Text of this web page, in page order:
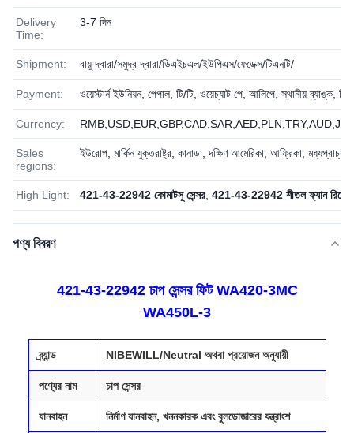
Delivery
Time:
3-7 দিন
Shipment: বায়ু দ্বারা/সমুদ্র দ্বারা/ডিএইচএল/ইউপিএস/ফেডেক্স/টিএনটি/
Payment: ওয়েস্টার্ন ইউনিয়ন, পেপাল, টি/টি, ওয়েচ্যাট পে, আলিপে, স্থানীয় ব্যাঙ্ক,
Currency:
Sales
regions:
ইউরোপ, মার্কিন যুক্তরাষ্ট্র, কানাডা, দক্ষিণ আমেরিকা, আফ্রিকা, মধ্যপ্রাচ্য
High Light: 421-43-22942 কোমাটসু সেন্সর 421-43-22942 শীতল ফ্যান রিলে
পণ্য বিবরণ
421-43-22942 চাপ সেন্সর ফিট WA420-3MC
WA450L-3
ব্র্যান্ড NIBEWILL/Neutral অথবা প্রয়োজন অনুযায়ী
পণ্যের নাম চাপ সেন্সর
যানবাহন নির্মাণ যানবাহন, খননকারক এবং বুলডোজারের যন্ত্রাংশ